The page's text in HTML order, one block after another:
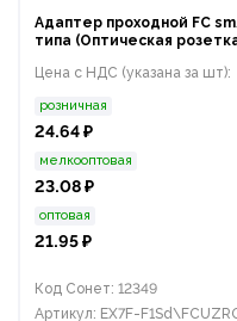
Адаптер проходной FC
типа (Оптическая
Цена с НДС (указана за шт):
розничная
24.64 ₽
мелкооптовая
23.08 ₽
оптовая
21.95 ₽
Код Сонет: 12349
Артикул: EX7F-